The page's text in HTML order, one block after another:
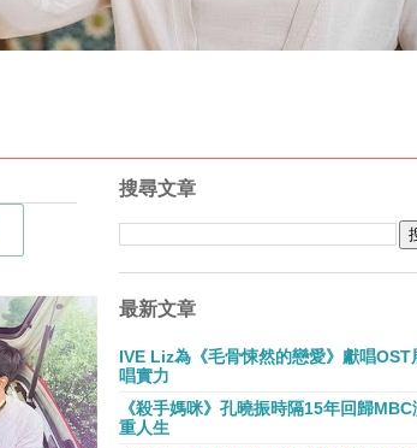
搜尋文章
最新文章
IVE Liz為《毛骨悚然的戀愛》獻唱OST
唱實力
《殺手媽咪》孔曉振時隔15年回歸MBC
重人生